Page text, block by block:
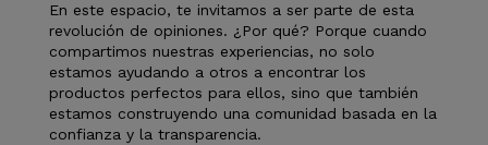
En este espacio, te invitamos a ser parte de esta
revolución de opiniones. ¿Por qué? Porque cuando
compartimos nuestras experiencias, no solo
estamos ayudando a otros a encontrar los
productos perfectos para ellos, sino que también
estamos construyendo una comunidad basada en la
confianza y la transparencia.